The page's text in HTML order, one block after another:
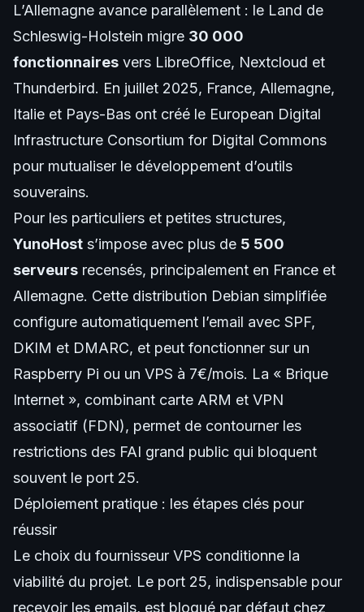
L’Allemagne avance parallèlement : le Land de
Schleswig-Holstein migre 30 000
fonctionnaires vers LibreOffice, Nextcloud et
Thunderbird. En juillet 2025, France, Allemagne,
Italie et Pays-Bas ont créé le European Digital
Infrastructure Consortium for Digital Commons
pour mutualiser le développement d’outils
souverains.
Pour les particuliers et petites structures,
YunoHost s’impose avec plus de 5 500
serveurs recensés, principalement en France et
Allemagne. Cette distribution Debian simplifiée
configure automatiquement l’email avec SPF,
DKIM et DMARC, et peut fonctionner sur un
Raspberry Pi ou un VPS à 7€/mois. La « Brique
Internet », combinant carte ARM et VPN
associatif (FDN), permet de contourner les
restrictions des FAI grand public qui bloquent
souvent le port 25.
Déploiement pratique : les étapes clés pour
réussir
Le choix du fournisseur VPS conditionne la
viabilité du projet. Le port 25, indispensable pour
recevoir les emails, est bloqué par défaut chez